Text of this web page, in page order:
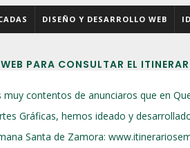
DISEÑO Y DESARROLLO WEB
PARA CONSULTAR EL
muy contentos de anunciaros que en
Gráficas, hemos ideado y
Santa de Zamora: